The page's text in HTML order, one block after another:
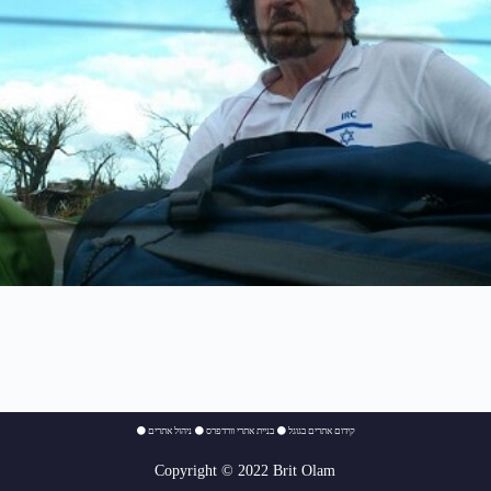
⚫ קידום אתרים בגוגל ⚫בניית אתרי וורדפרס ⚫ניהול אתרים
Copyright © 2022 Brit Olam